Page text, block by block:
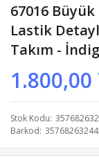
67016
Lastik
Takım -
1.800,00
Stok Kodu
Barkod